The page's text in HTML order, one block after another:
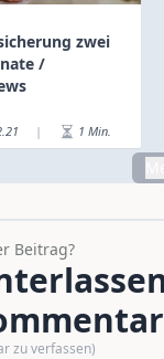
zwei
/
| 1 Min.
Beitrag?
zu verfassen)